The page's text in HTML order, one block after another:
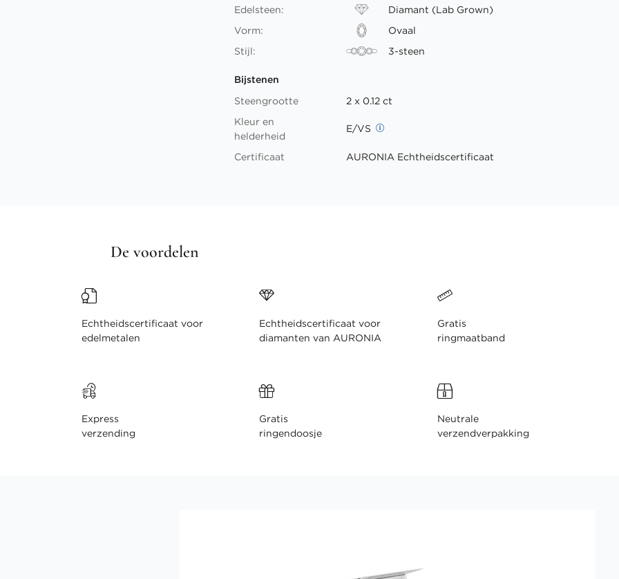
Edelsteen:
Diamant (Lab Grown)
Vorm:
Ovaal
Stijl:
3-steen
Bijstenen
Steengrootte
2 x 0.12 ct
Kleur en
helderheid
E/VS
Certificaat AURONIA Echtheidscertificaat
De voordelen
Echtheidscertificaat voor
edelmetalen
Echtheidscertificaat voor
diamanten van AURONIA
Gratis
ringmaatband
Express
verzending
Gratis
ringendoosje
Neutrale
verzendverpakking